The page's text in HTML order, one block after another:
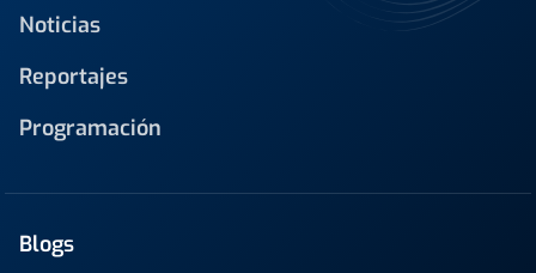
Noticias
Reportajes
Programación
Blogs